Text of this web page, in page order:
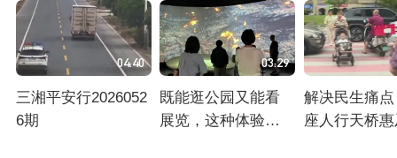
04:40
三湘平安行2026052
6期
03:29
既能逛公园又能看
展览，这种体验长
解决民生痛
座人行天桥